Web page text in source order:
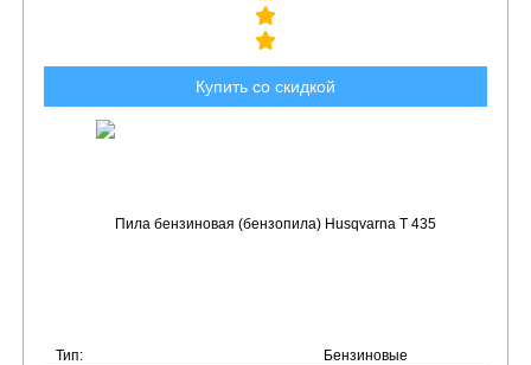
Купить со скидкой
Тип:
Бензиновые